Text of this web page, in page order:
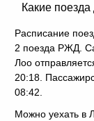
Какие
Расписание
2 поезда РЖД.
Лоо
20:18.
08:42.
Можно уехать в